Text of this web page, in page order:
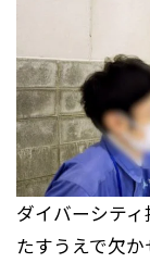
ダイバーシテ
たすうえで欠